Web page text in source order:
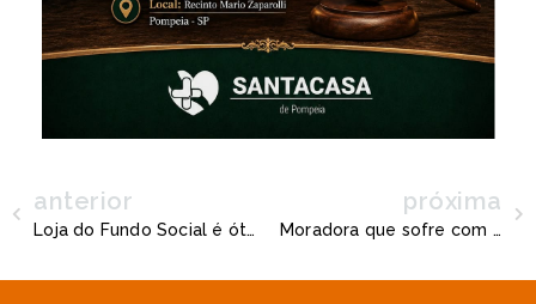
anterior
Loja do Fundo Social é ótima opção para presente do dia das mães e ajudar famílias em Herculândia
próxima
Moradora que sofre com insuficiência cardíaca e renal fica sem atendimento e faz denúncia sobre saúde de Pompéia